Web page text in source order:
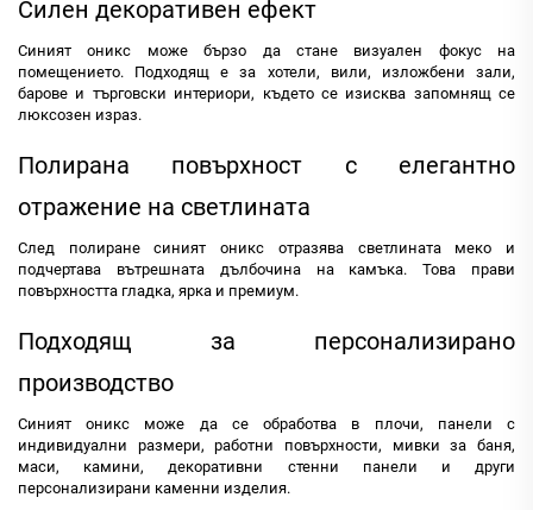
Силен декоративен ефект
Синият оникс може бързо да стане визуален фокус на
помещението. Подходящ е за хотели, вили, изложбени зали,
барове и търговски интериори, където се изисква запомнящ се
люксозен израз.
Полирана повърхност с елегантно
отражение на светлината
След полиране синият оникс отразява светлината меко и
подчертава вътрешната дълбочина на камъка. Това прави
повърхността гладка, ярка и премиум.
Подходящ за персонализирано
производство
Синият оникс може да се обработва в плочи, панели с
индивидуални размери, работни повърхности, мивки за баня,
маси, камини, декоративни стенни панели и други
персонализирани каменни изделия.